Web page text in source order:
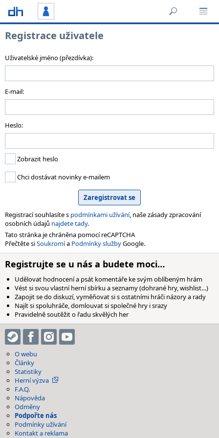
Registrace uživatele
Uživatelské jméno (přezdívka):
E-mail:
Heslo:
Zobrazit heslo
Chci dostávat novinky e-mailem
Registrací souhlasíte s podmínkami užívání, naše zásady zpracování
osobních údajů najdete tady.
Tato stránka je chráněna pomocí reCAPTCHA
Přečtěte siSoukromía Podmínky službyGoogle.
Registrujte se u nás a budete moci…
Udělovat hodnocení a psát komentáře ke svým oblíbeným hrám
Vést si svou vlastní herní sbírku a seznamy (dohrané hry, wishlist…)
Zapojit se do diskuzí, vyměňovat si s ostatními hráči názory a rady
Najít si spoluhráče, domlouvat si společné hry i srazy
Pravidelně soutěžit o řadu skvělých her
O webu
Články
Statistiky
Herní výzva
F.A.Q.
Nápověda
Odměny
Podpořte nás
Podmínky užívání
Kontakt a reklama